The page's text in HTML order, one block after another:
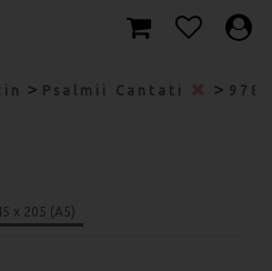
> Psalmii Cantati >
x 205 (A5)